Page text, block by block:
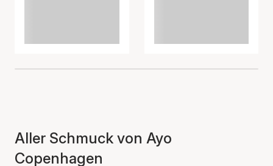
Aller Schmuck von Ayo
Copenhagen